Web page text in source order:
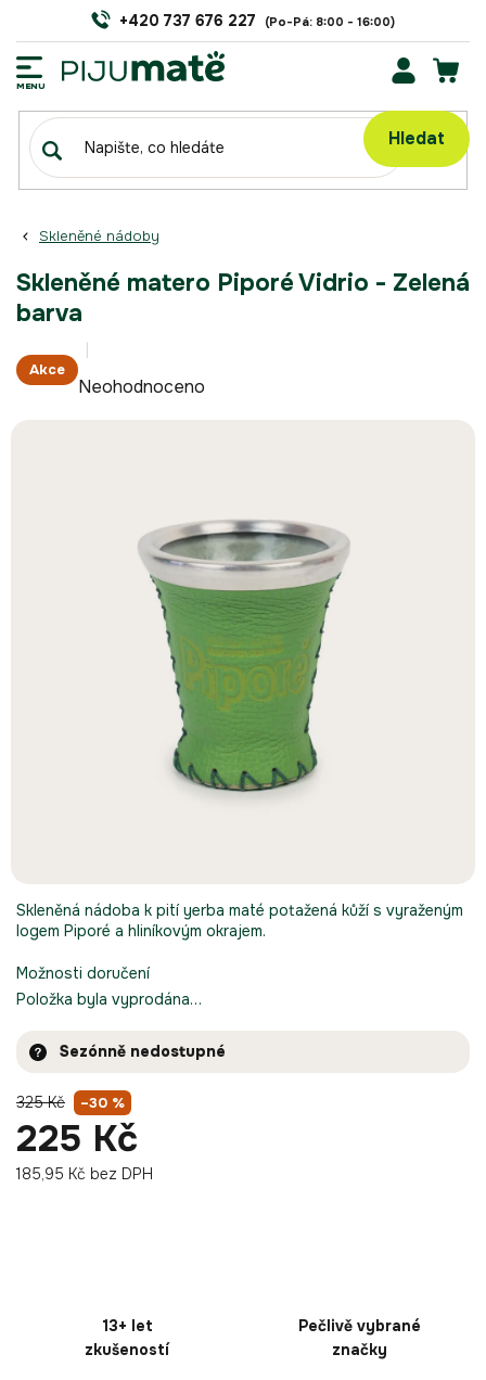
Hledat
+420 737 676 227
Skleněné nádoby
Skleněné matero Piporé Vidrio - Zelená
barva
Akce
Průměrné
hodnocení
Neohodnoceno
325 Kč –30 %
225 Kč
185,95 Kč bez DPH
Sezónně nedostupné
Možnosti doručení
Položka byla vyprodána…
Skleněná nádoba k pití yerba maté potažená kůží s vyraženým
logem Piporé a hliníkovým okrajem.
13+ let
zkušeností
Pečlivě vybrané
značky